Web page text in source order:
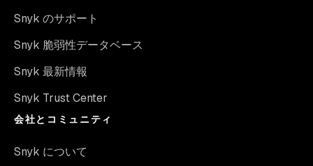
Snyk のサポート
Snyk 脆弱性データベース
Snyk 最新情報
Snyk Trust Center
会社とコミュニティ
Snyk について